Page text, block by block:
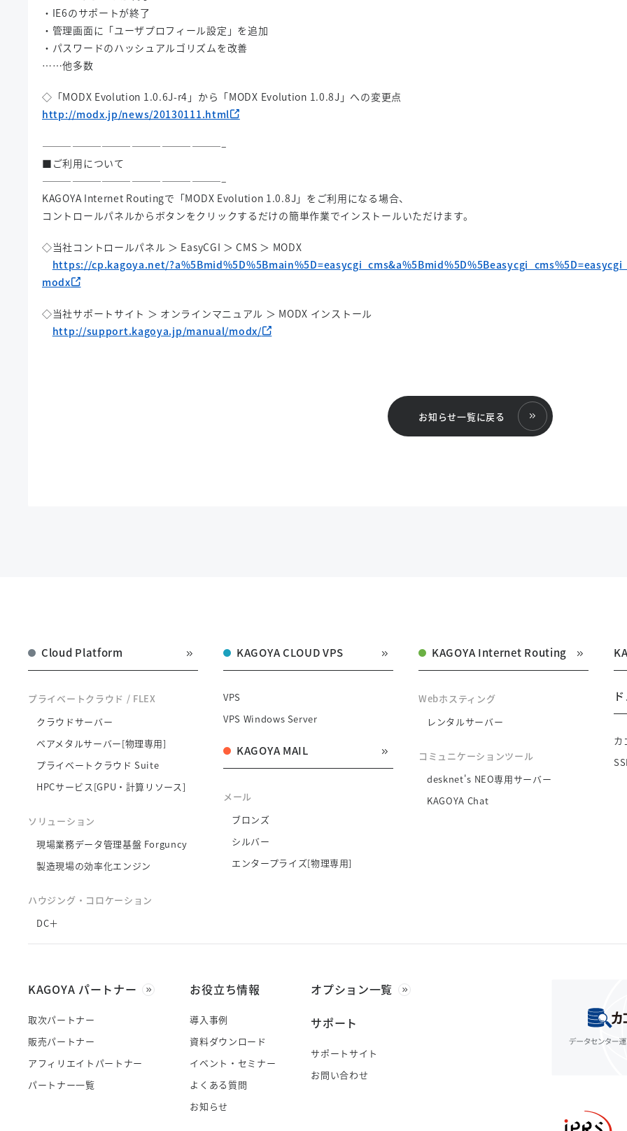
・IE6のサポートが終了
・管理画面に「ユーザプロフィール設定」を追加
・パスワードのハッシュアルゴリズムを改善
……他多数
◇「MODX Evolution 1.0.6J-r4」から「MODX Evolution 1.0.8J」への変更点
http://modx.jp/news/20130111.html
——————————————————–
■ご利用について
——————————————————–
KAGOYA Internet Routingで「MODX Evolution 1.0.8J」をご利用になる場合、
コントロールパネルからボタンをクリックするだけの簡単作業でインストールいただけます。
◇当社コントロールパネル ＞ EasyCGI ＞ CMS ＞ MODX
https://cp.kagoya.net/
modx
◇当社サポートサイト ＞ オンラインマニュアル ＞ MODX インストール
http://support.kagoya.jp/manual/modx/
お知らせ一覧に戻る
Cloud Platform
プライベートクラウド / FLEX
クラウドサーバー
ベアメタルサーバー[物理専用]
プライベートクラウド Suite
HPCサービス[GPU・計算リソース]
ソリューション
現場業務データ管理基盤 Forguncy
製造現場の効率化エンジン
ハウジング・コロケーション
DC＋
KAGOYA CLOUD VPS
VPS
VPS Windows Server
KAGOYA MAIL
メール
ブロンズ
シルバー
エンタープライズ[物理専用]
KAGOYA Internet Routing
Webホスティング
レンタルサーバー
コミュニケーションツール
desknet's NEO専用サーバー
KAGOYA Chat
カ
KAGOYA パートナー
取次パートナー
販売パートナー
アフィリエイトパートナー
パートナー一覧
お役立ち情報
導入事例
資料ダウンロード
イベント・セミナー
よくある質問
お知らせ
オプション一覧
サポート
サポートサイト
お問い合わせ